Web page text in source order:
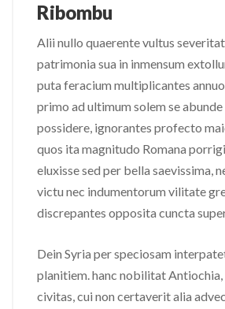
Ribombu
Alii nullo quaerente vultus
patrimonia sua in inmensum
puta feracium multiplicantes
primo ad ultimum solem se
possidere, ignorantes profecto
quos ita magnitudo Romana
eluxisse sed per bella saevissima,
victu nec indumentorum vilitate
discrepantes opposita cuncta
Dein Syria per speciosam
planitiem. hanc nobilitat
civitas, cui non certaverit alia